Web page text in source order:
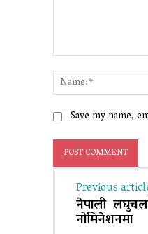
Save my name,
Previous
नेपाली
नोमिनेशनमा